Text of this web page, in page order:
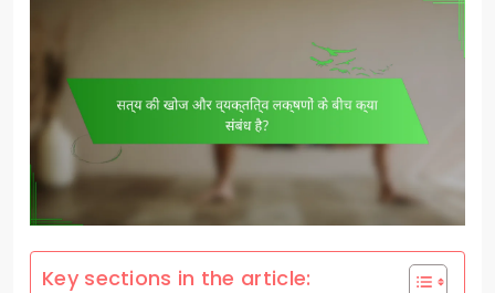
Key sections in the article: